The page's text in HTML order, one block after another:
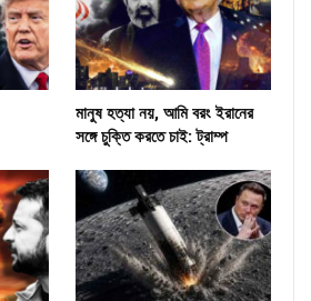
মানুষ হত্যা নয়, আমি বরং ইরানের
সঙ্গে চুক্তি করতে চাই: ট্রাম্প